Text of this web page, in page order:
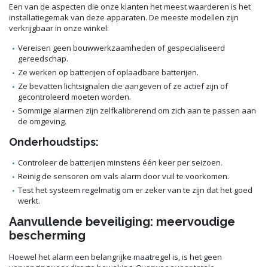
Een van de aspecten die onze klanten het meest waarderen is het
installatiegemak van deze apparaten. De meeste modellen zijn
verkrijgbaar in onze winkel:
Vereisen geen bouwwerkzaamheden of gespecialiseerd
gereedschap.
Ze werken op batterijen of oplaadbare batterijen.
Ze bevatten lichtsignalen die aangeven of ze actief zijn of
gecontroleerd moeten worden.
Sommige alarmen zijn zelfkalibrerend om zich aan te passen aan
de omgeving.
Onderhoudstips:
Controleer de batterijen minstens één keer per seizoen.
Reinig de sensoren om vals alarm door vuil te voorkomen.
Test het systeem regelmatig om er zeker van te zijn dat het goed
werkt.
Aanvullende beveiliging: meervoudige
bescherming
Hoewel het alarm een belangrijke maatregel is, is het geen